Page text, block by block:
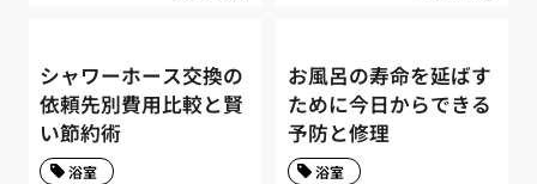
シャワーホース交換の
依頼先別費用比較と賢
い節約術
浴室
お風呂の寿命を延ばす
ために今日からできる
予防と修理
浴室